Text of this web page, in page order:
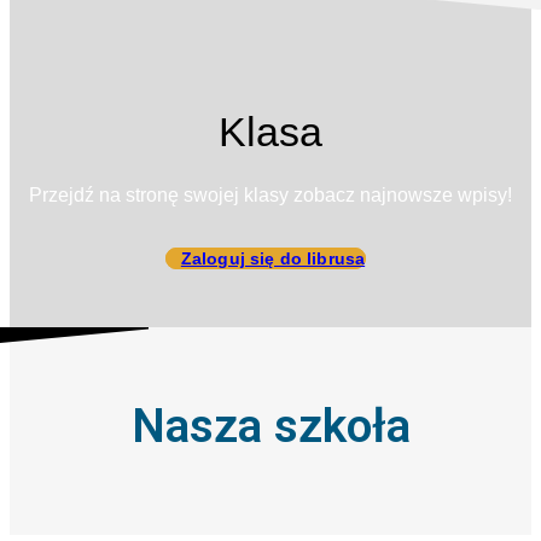
Klasa
Przejdź na stronę swojej klasy zobacz najnowsze wpisy!
Zaloguj się do librusa
Nasza szkoła